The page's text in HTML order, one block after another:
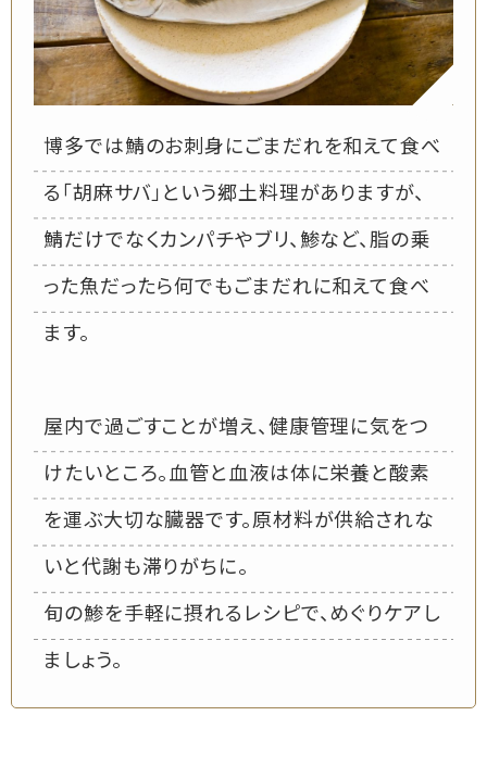
博多では鯖のお刺身にごまだれを和えて食べ
る「胡麻サバ」という郷土料理がありますが、
鯖だけでなくカンパチやブリ、鯵など、脂の乗
った魚だったら何でもごまだれに和えて食べ
ます。
屋内で過ごすことが増え、健康管理に気をつ
けたいところ。血管と血液は体に栄養と酸素
を運ぶ大切な臓器です。原材料が供給されな
いと代謝も滞りがちに。
旬の鯵を手軽に摂れるレシピで、めぐりケアし
ましょう。